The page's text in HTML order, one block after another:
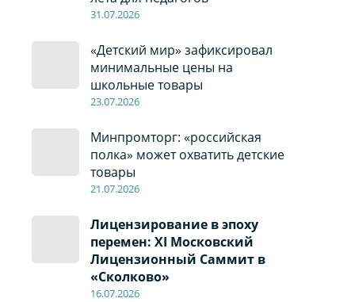
31.07.2026
«Детский мир» зафиксировал
минимальные цены на
школьные товары
23.07.2026
Минпромторг: «российская
полка» может охватить детские
товары
21.07.2026
Лицензирование в эпоху
перемен: XI Московский
Лицензионный Саммит в
«Сколково»
16.07.2026